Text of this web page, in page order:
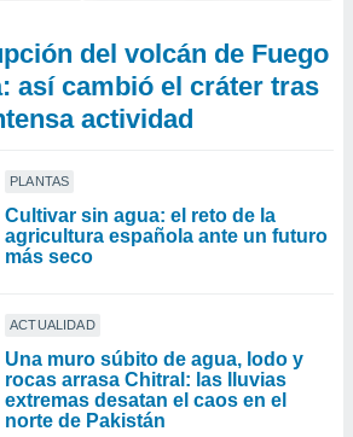
del volcán de Fuego
así cambió el cráter tras
actividad
PLANTAS
Cultivar sin agua: el reto de la
agricultura española ante un futuro
más seco
ACTUALIDAD
Una muro súbito de agua, lodo y
rocas arrasa Chitral: las lluvias
extremas desatan el caos en el
norte de Pakistán